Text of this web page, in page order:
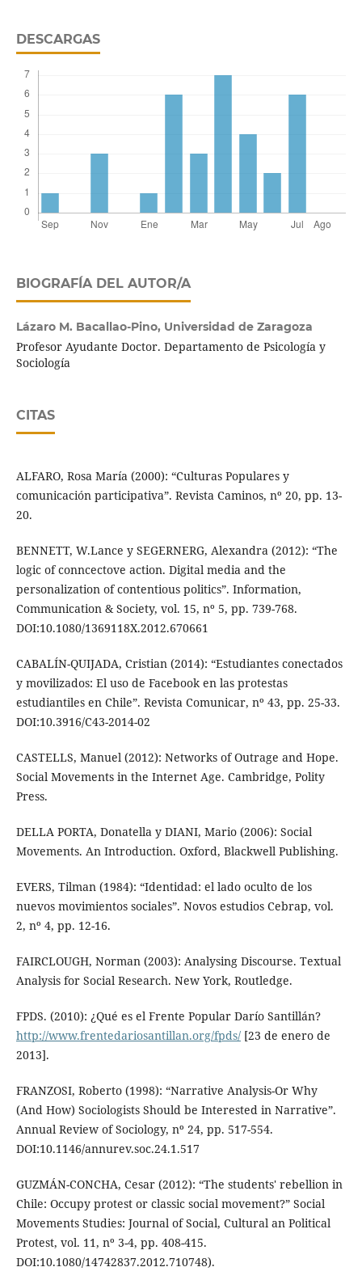
DESCARGAS
BIOGRAFÍA DEL AUTOR/A
Lázaro M. Bacallao-Pino, Universidad de Zaragoza
Profesor Ayudante Doctor. Departamento de Psicología y
Sociología
CITAS
ALFARO, Rosa María (2000): “Culturas Populares y
comunicación participativa”. Revista Caminos, nº 20, pp. 13-
20.
BENNETT, W.Lance y SEGERNERG, Alexandra (2012): “The
logic of conncectove action. Digital media and the
personalization of contentious politics”. Information,
Communication & Society, vol. 15, nº 5, pp. 739-768.
DOI:10.1080/1369118X.2012.670661
CABALÍN-QUIJADA, Cristian (2014): “Estudiantes conectados
y movilizados: El uso de Facebook en las protestas
estudiantiles en Chile”. Revista Comunicar, nº 43, pp. 25-33.
DOI:10.3916/C43-2014-02
CASTELLS, Manuel (2012): Networks of Outrage and Hope.
Social Movements in the Internet Age. Cambridge, Polity
Press.
DELLA PORTA, Donatella y DIANI, Mario (2006): Social
Movements. An Introduction. Oxford, Blackwell Publishing.
EVERS, Tilman (1984): “Identidad: el lado oculto de los
nuevos movimientos sociales”. Novos estudios Cebrap, vol.
2, nº 4, pp. 12-16.
FAIRCLOUGH, Norman (2003): Analysing Discourse. Textual
Analysis for Social Research. New York, Routledge.
FPDS. (2010): ¿Qué es el Frente Popular Darío Santillán?
http://www.frentedariosantillan.org/fpds/[23 de enero de
2013].
FRANZOSI, Roberto (1998): “Narrative Analysis-Or Why
(And How) Sociologists Should be Interested in Narrative”.
Annual Review of Sociology, nº 24, pp. 517-554.
DOI:10.1146/annurev.soc.24.1.517
GUZMÁN-CONCHA, Cesar (2012): “The students' rebellion in
Chile: Occupy protest or classic social movement?” Social
Movements Studies: Journal of Social, Cultural an Political
Protest, vol. 11, nº 3-4, pp. 408-415.
DOI:10.1080/14742837.2012.710748).